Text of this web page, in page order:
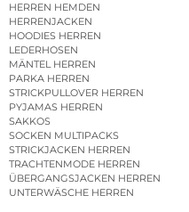
HERREN HEMDEN
HERRENJACKEN
HOODIES HERREN
LEDERHOSEN
MÄNTEL HERREN
PARKA HERREN
STRICKPULLOVER HERREN
PYJAMAS HERREN
SAKKOS
SOCKEN MULTIPACKS
STRICKJACKEN HERREN
TRACHTENMODE HERREN
ÜBERGANGSJACKEN HERREN
UNTERWÄSCHE HERREN